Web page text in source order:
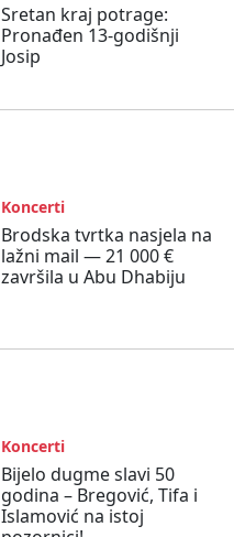
Sretan kraj potrage:
Pronađen 13-godišnji
Josip
Koncerti
Brodska tvrtka nasjela na
lažni mail — 21 000 €
završila u Abu Dhabiju
Koncerti
Bijelo dugme slavi 50
godina – Bregović, Tifa i
Islamović na istoj